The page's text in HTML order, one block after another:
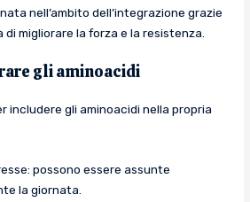
nell’ambito dell’integrazione grazie
migliorare la forza e la resistenza.
gli aminoacidi
includere gli aminoacidi nella propria
possono essere assunte
la giornata.